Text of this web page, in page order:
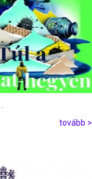
tovább >